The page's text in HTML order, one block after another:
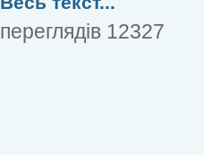
переглядів 12327